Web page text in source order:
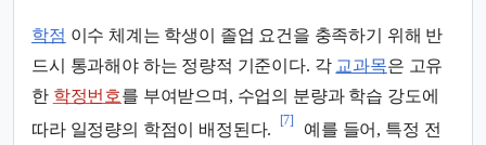
학점 이수 체계는 학생이 졸업 요건을 충족하기 위해 반
드시 통과해야 하는 정량적 기준이다. 각 교과목은 고유
한 학정번호를 부여받으며, 수업의 분량과 학습 강도에
따라 일정량의 학점이 배정된다.
[7]
예를 들어, 특정 전